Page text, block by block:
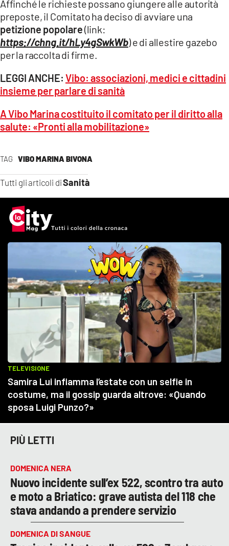
TAG VIBO MARINA BIVONA
Tutti gli articoli diSanità
Affinché le richieste possano giungere alle autorità
preposte, il Comitato ha deciso di avviare una
petizione popolare(link:
https://chng.it/hLy4gSwkWb) e di allestire gazebo
per la raccolta di firme.
LEGGI ANCHE: Vibo: associazioni, medici e cittadini
insieme per parlare di sanità
A Vibo Marina costituito il comitato per il diritto alla
salute: «Pronti alla mobilitazione»
PIÙ LETTI
DOMENICA NERA
Nuovo incidente sull’ex 522, scontro tra auto
e moto a Briatico: grave autista del 118 che
stava andando a prendere servizio
DOMENICA DI SANGUE